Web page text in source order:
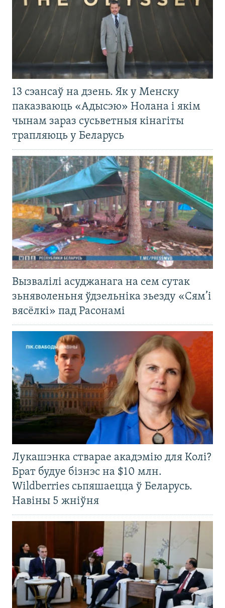
13 сэансаў на дзень. Як у Менску
паказваюць «Адысэю» Нолана і якім
чынам зараз сусьветныя кінагіты
трапляюць у Беларусь
Вызвалілі асуджанага на сем сутак
зьняволеньня ўдзельніка зьезду «Сям’і
вясёлкі» пад Расонамі
Лукашэнка стварае акадэмію для Колі?
Брат будуе бізнэс на $10 млн.
Wildberries сьпяшаецца ў Беларусь.
Навіны 5 жніўня